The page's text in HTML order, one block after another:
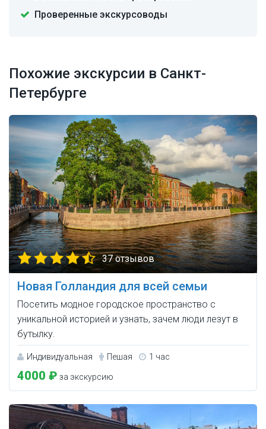
Проверенные экскурсоводы
Похожие экскурсии в Санкт-
Петербурге
37 отзывов
Новая Голландия для всей семьи
Посетить модное городское пространство с
уникальной историей и узнать, зачем люди лезут в
бутылку.
Индивидуальная Пешая 1 час
4000 ₽ за экскурсию